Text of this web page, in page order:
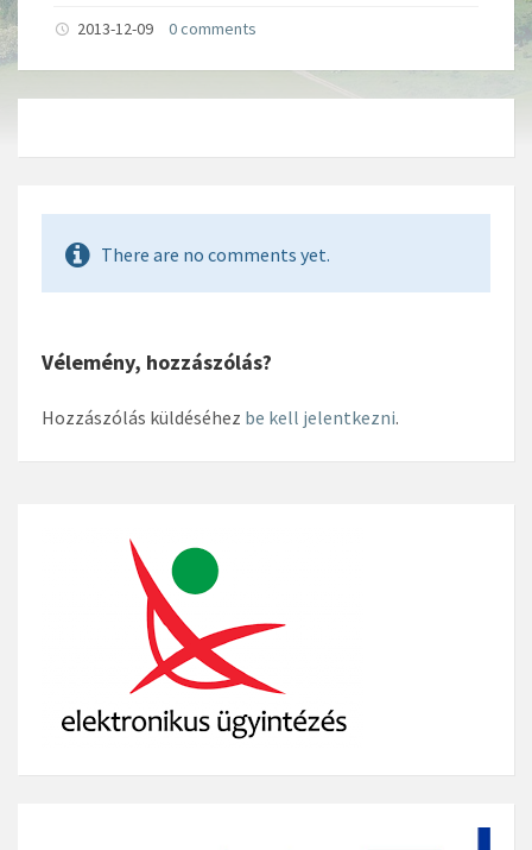
2013-12-09 0 comments
There are no comments yet.
Vélemény, hozzászólás?
Hozzászólás küldéséhez be kell jelentkezni.